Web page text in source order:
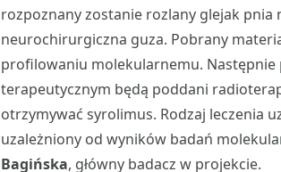
rozpoznany zostanie rozlany glejak
neurochirurgiczna guza. Pobrany
profilowaniu molekularnemu.
terapeutycznym będą poddani
otrzymywać syrolimus. Rodzaj leczenia
uzależniony od wyników badań
Bagińska, główny badacz w projekcie.